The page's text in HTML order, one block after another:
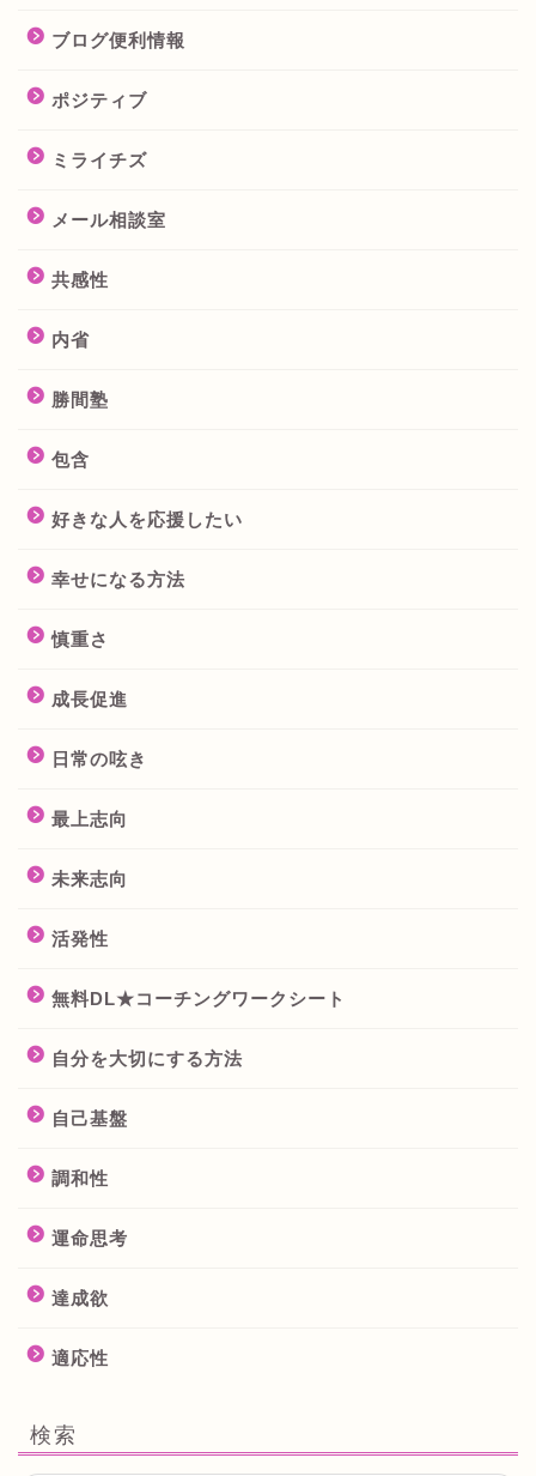
ブログ便利情報
ポジティブ
ミライチズ
メール相談室
共感性
内省
勝間塾
包含
好きな人を応援したい
幸せになる方法
慎重さ
成長促進
日常の呟き
最上志向
未来志向
活発性
無料DL★コーチングワークシート
自分を大切にする方法
自己基盤
調和性
運命思考
達成欲
適応性
検索